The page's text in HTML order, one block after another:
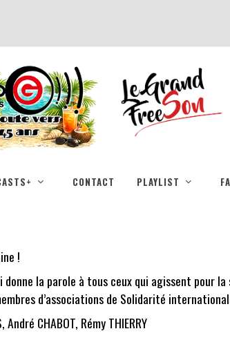
CONTACT PLAYLIST
!
donne la parole à tous ceux qui agissent pour
d’associations de Solidarité
CHABOT, Rémy THIERRY